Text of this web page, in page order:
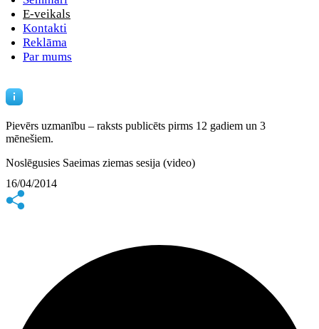
E-veikals
Kontakti
Reklāma
Par mums
Pievērs uzmanību – raksts publicēts pirms 12 gadiem un 3
mēnešiem.
Noslēgusies Saeimas ziemas sesija (video)
16/04/2014